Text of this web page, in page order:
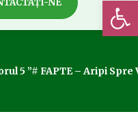
5 ”# FAPTE – Aripi Spre